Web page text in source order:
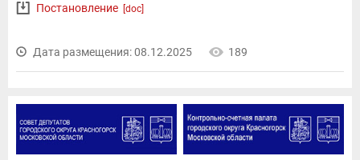
Постановление [doc]
Дата размещения: 08.12.2025 189